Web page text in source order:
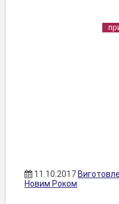
11.10.2017
Новим Роком